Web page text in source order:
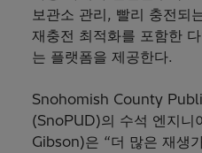
보관소 관리, 빨리 충전되
재충전 최적화를 포함한
는 플랫폼을 제공한다.
Snohomish County
(SnoPUD)의 수석 엔지니
Gibson)은 “더 많은 재생